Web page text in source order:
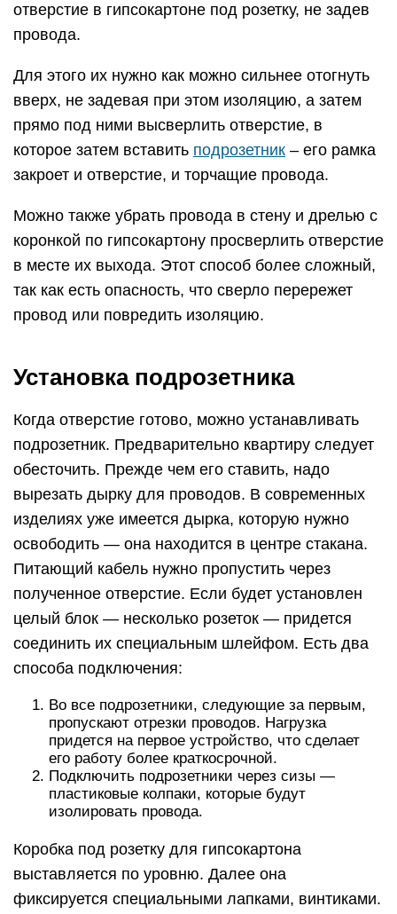
отверстие в гипсокартоне под розетку, не задев
провода.
Для этого их нужно как можно сильнее отогнуть
вверх, не задевая при этом изоляцию, а затем
прямо под ними высверлить отверстие, в
которое затем вставить подрозетник – его рамка
закроет и отверстие, и торчащие провода.
Можно также убрать провода в стену и дрелью с
коронкой по гипсокартону просверлить отверстие
в месте их выхода. Этот способ более сложный,
так как есть опасность, что сверло перережет
провод или повредить изоляцию.
Установка подрозетника
Когда отверстие готово, можно устанавливать
подрозетник. Предварительно квартиру следует
обесточить. Прежде чем его ставить, надо
вырезать дырку для проводов. В современных
изделиях уже имеется дырка, которую нужно
освободить — она находится в центре стакана.
Питающий кабель нужно пропустить через
полученное отверстие. Если будет установлен
целый блок — несколько розеток — придется
соединить их специальным шлейфом. Есть два
способа подключения:
Во все подрозетники, следующие за первым,
пропускают отрезки проводов. Нагрузка
придется на первое устройство, что сделает
его работу более краткосрочной.
Подключить подрозетники через сизы —
пластиковые колпаки, которые будут
изолировать провода.
Коробка под розетку для гипсокартона
выставляется по уровню. Далее она
фиксируется специальными лапками, винтиками.